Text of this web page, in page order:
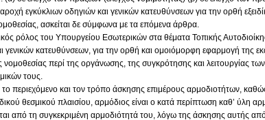
εγκύκλιων οδηγιών και γενικών κατευθύνσεων για την ορθή
ασκείται δε σύμφωνα με τα επόμενα άρθρα.
ρόλος του Υπουργείου Εσωτερικών στα θέματα Τοπικής
γενικών κατευθύνσεων, για την ορθή και ομοιόμορφη εφαρμογή της
νομοθεσίας περί της οργάνωσης, της συγκρότησης και λειτουργίας
τους.
περιεχόμενο και τον τρόπο άσκησης επιμέρους αρμοδιοτήτων,
θεσμικού πλαισίου, αρμόδιος είναι ο κατά περίπτωση καθ’ ύλη
από τη συγκεκριμένη αρμοδιότητά του, λόγω της άσκησης αυτής